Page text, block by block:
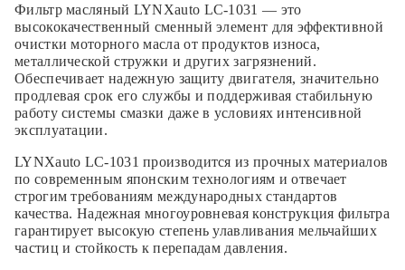
Фильтр масляный LYNXauto LC-1031 — это
высококачественный сменный элемент для эффективной
очистки моторного масла от продуктов износа,
металлической стружки и других загрязнений.
Обеспечивает надежную защиту двигателя, значительно
продлевая срок его службы и поддерживая стабильную
работу системы смазки даже в условиях интенсивной
эксплуатации.
LYNXauto LC-1031 производится из прочных материалов
по современным японским технологиям и отвечает
строгим требованиям международных стандартов
качества. Надежная многоуровневая конструкция фильтра
гарантирует высокую степень улавливания мельчайших
частиц и стойкость к перепадам давления.